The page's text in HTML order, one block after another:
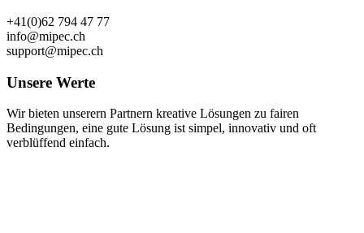
+41(0)62 794 47 77
info@mipec.ch
support@mipec.ch
Unsere Werte
Wir bieten unserern Partnern kreative Lösungen zu fairen
Bedingungen, eine gute Lösung ist simpel, innovativ und oft
verblüffend einfach.